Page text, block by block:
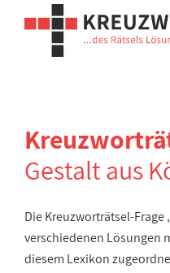
Gestalt aus
Die Kreuzworträtsel-Frage
verschiedenen Lösungen
diesem Lexikon